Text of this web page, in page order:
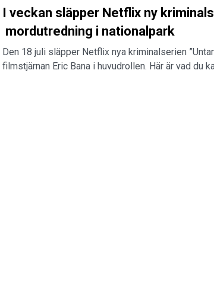
I veckan släpper Netflix ny
mordutredning i nationalpark
Den 18 juli släpper Netflix nya kriminalserien
filmstjärnan Eric Bana i huvudrollen. Här är vad du